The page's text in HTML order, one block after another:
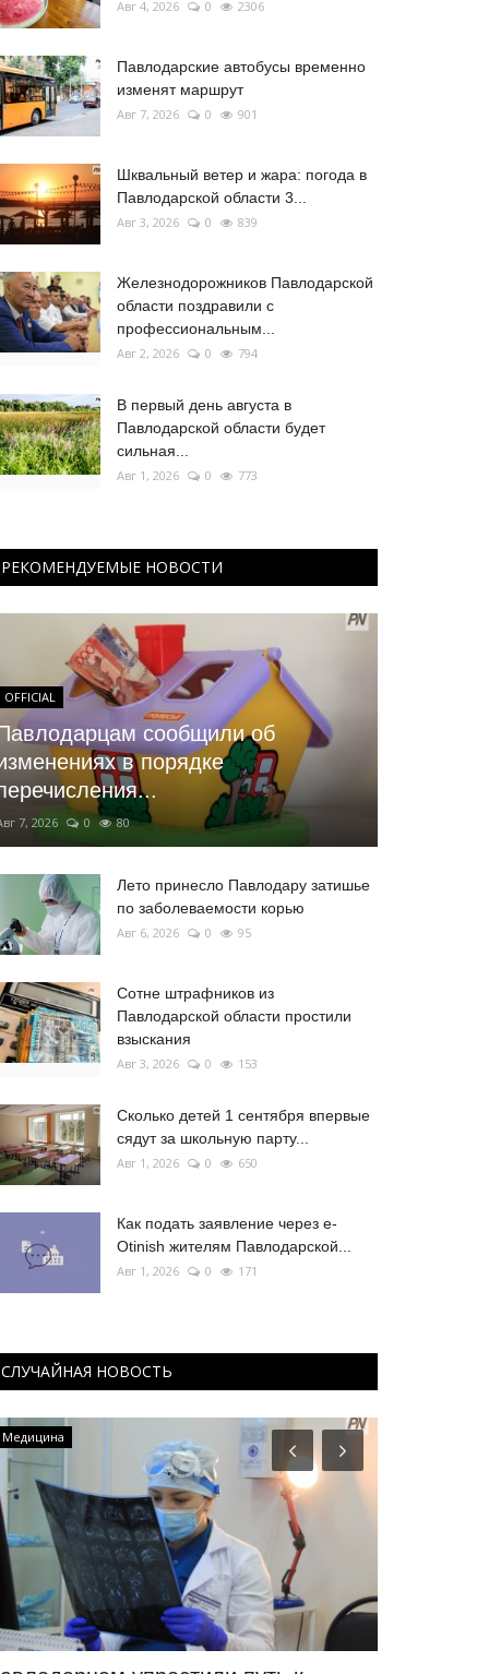
Авг 4, 2026 0 2306
Павлодарские автобусы временно
изменят маршрут
Авг 7, 2026 0 901
Шквальный ветер и жара: погода в
Павлодарской области 3...
Авг 3, 2026 0 839
Железнодорожников Павлодарской
области поздравили с
профессиональным...
Авг 2, 2026 0 794
В первый день августа в
Павлодарской области будет
сильная...
Авг 1, 2026 0 773
РЕКОМЕНДУЕМЫЕ НОВОСТИ
OFFICIAL
сообщили об
в порядке
7, 2026 0 80
Лето принесло Павлодару затишье
по заболеваемости корью
Авг 6, 2026 0 95
Сотне штрафников из
Павлодарской области простили
взыскания
Авг 3, 2026 0 153
Сколько детей 1 сентября впервые
сядут за школьную парту...
Авг 1, 2026 0 650
Как подать заявление через e-
Otinish жителям Павлодарской...
Авг 1, 2026 0 171
СЛУЧАЙНАЯ НОВОСТЬ
Медицина